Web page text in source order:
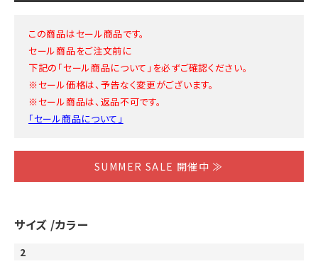
この商品はセール商品です。
セール商品をご注文前に
下記の「セール商品について」を必ずご確認ください。
※セール価格は、予告なく変更がございます。
※セール商品は、返品不可です。
「セール商品について」
SUMMER SALE 開催中 ≫
サイズ カラー
2